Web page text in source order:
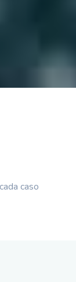
caso